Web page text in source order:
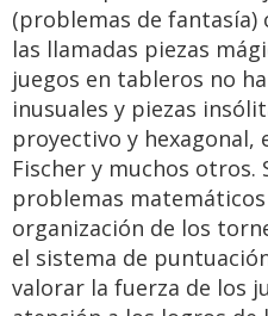
(problemas de
las llamadas piezas
juegos en tableros no
inusuales y piezas
proyectivo y hexagonal,
Fischer y muchos otros.
problemas
organización de los
el sistema de
valorar la fuerza de los